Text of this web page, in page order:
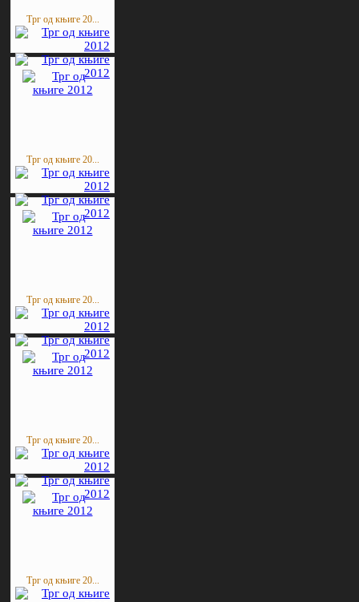
Трг од књиге 20...
Трг од књиге 20...
Трг од књиге 20...
Трг од књиге 20...
Трг од књиге 20...